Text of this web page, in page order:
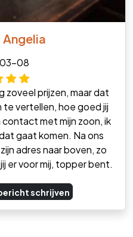
08
zoveel prijzen, maar dat
te vertellen, hoe goed jij
met mijn zoon, ik
gaat komen. Na ons
adres naar boven, zo
er voor mij, topper bent.
schrijven